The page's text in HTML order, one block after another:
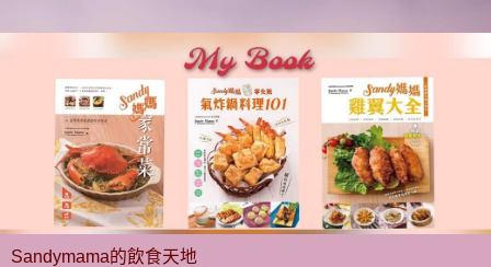
Sandymama的飲食天地